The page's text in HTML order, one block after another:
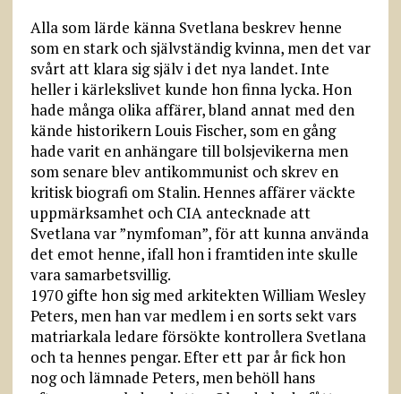
Alla som lärde känna Svetlana beskrev henne
som en stark och självständig kvinna, men det var
svårt att klara sig själv i det nya landet. Inte
heller i kärlekslivet kunde hon finna lycka. Hon
hade många olika affärer, bland annat med den
kände historikern Louis Fischer, som en gång
hade varit en anhängare till bolsjevikerna men
som senare blev antikommunist och skrev en
kritisk biografi om Stalin. Hennes affärer väckte
uppmärksamhet och CIA antecknade att
Svetlana var ”nymfoman”, för att kunna använda
det emot henne, ifall hon i framtiden inte skulle
vara samarbetsvillig.
1970 gifte hon sig med arkitekten William Wesley
Peters, men han var medlem i en sorts sekt vars
matriarkala ledare försökte kontrollera Svetlana
och ta hennes pengar. Efter ett par år fick hon
nog och lämnade Peters, men behöll hans